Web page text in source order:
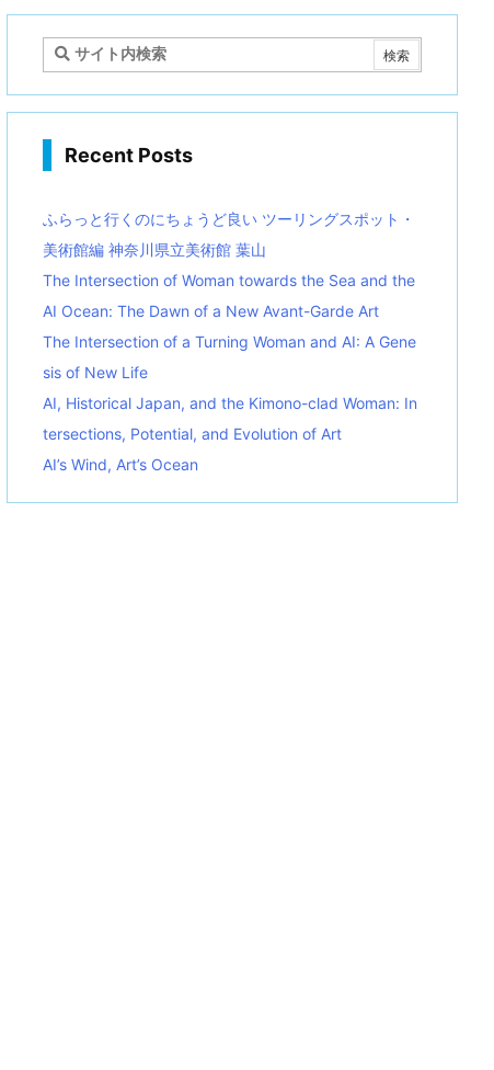
Recent Posts
ふらっと行くのにちょうど良い ツーリングスポット・
美術館編 神奈川県立美術館 葉山
The Intersection of Woman towards the Sea and the
AI Ocean: The Dawn of a New Avant-Garde Art
The Intersection of a Turning Woman and AI: A Gene
sis of New Life
AI, Historical Japan, and the Kimono-clad Woman: In
tersections, Potential, and Evolution of Art
AI’s Wind, Art’s Ocean